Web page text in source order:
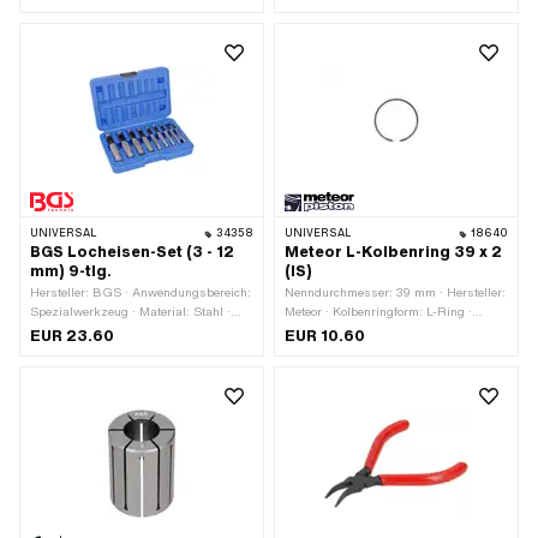
UNIVERSAL 34358
BGS Locheisen-Set (3 - 12
mm) 9-tlg.
Hersteller: BGS · Anwendungsbereich:
Spezialwerkzeug · Material: Stahl ·
Anwendungsbereich:
Durchmesser: 5 mm · Durchmesser: 6
mm · Durchmesser: 7 mm ·
Durchmesser: 8 mm · Durchmesser:
10 mm · Durchmesser: 11 mm ·
Durchmesser: 12 mm · Anzahl
Bestandteile: 9 Stk.
EUR 23.60
UNIVERSAL 18640
Meteor L-Kolbenring 39 x 2
(IS)
Nenndurchmesser: 39 mm · Hersteller:
Meteor · Kolbenringform: L-Ring ·
Kolbenringstoss: Innensicherung (IS) ·
EUR 10.60